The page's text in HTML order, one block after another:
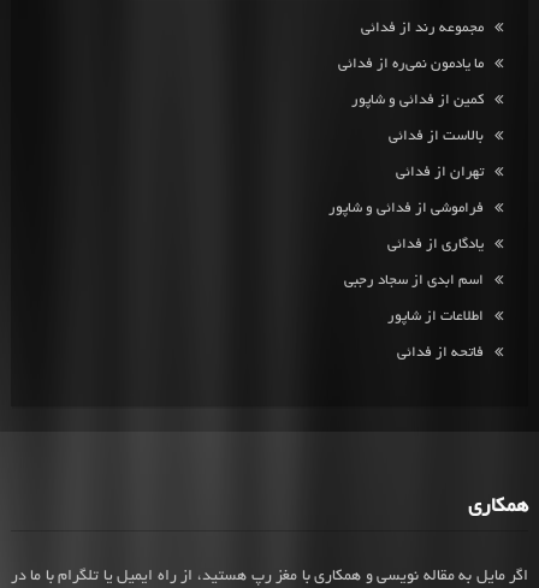
مجموعه رند از فدائی
ما یادمون نمی‌ره از فدائی
کمین از فدائی و شاپور
بالاست از فدائی
تهران از فدائی
فراموشی از فدائی و شاپور
یادگاری از فدائی
اسم ابدی از سجاد رجبی
اطلاعات از شاپور
فاتحه از فدائی
همکاری
اگر مایل به مقاله نویسی و همکاری با مغز رپ هستید، از راه ایمیل یا تلگرام با ما در